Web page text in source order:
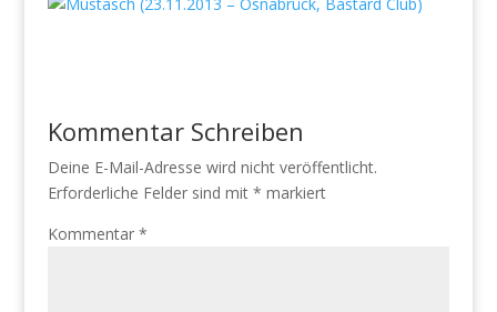
Kommentar Schreiben
Deine E-Mail-Adresse wird nicht veröffentlicht.
Erforderliche Felder sind mit * markiert
Kommentar *